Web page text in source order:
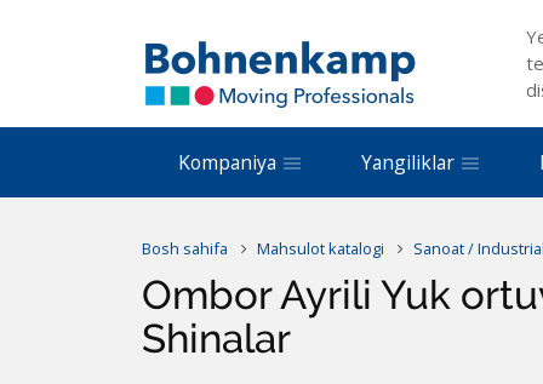
Kompaniya Yangiliklar
Bosh sahifa Mahsulot katalogi Sanoat /
Ombor Ayrili Yuk
Shinalar